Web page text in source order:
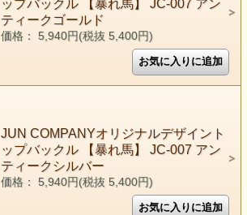
ップバックル 【暴れ馬】 JC-007 アン
ティークゴールド
価格： 5,940円(税抜 5,400円)
JUN COMPANYオリジナルデザイント
ップバックル 【暴れ馬】 JC-007 アン
ティークシルバー
価格： 5,940円(税抜 5,400円)